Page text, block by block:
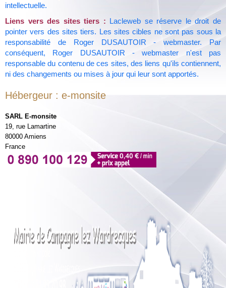
intellectuelle.
Liens vers des sites tiers : Lacleweb se réserve le droit de
pointer vers des sites tiers. Les sites cibles ne sont pas sous la
responsabilité de Roger DUSAUTOIR - webmaster. Par
conséquent, Roger DUSAUTOIR - webmaster n'est pas
responsable du contenu de ces sites, des liens qu'ils contiennent,
ni des changements ou mises à jour qui leur sont apportés.
Hébergeur : e-monsite
SARL E-monsite
19, rue Lamartine
80000 Amiens
France